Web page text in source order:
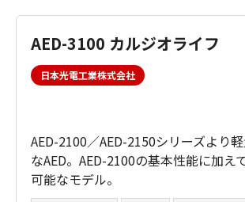
AED-3100 カルジオライフ
日本光電工業株式会社
AED-2100／AED-2150シリーズより
なAED。AED-2100の基本性能に加
可能なモデル。